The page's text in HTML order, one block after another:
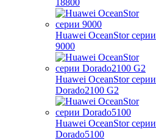
18800
Huawei OceanStor серии
9000
Huawei OceanStor серии
Dorado2100 G2
Huawei OceanStor серии
Dorado5100